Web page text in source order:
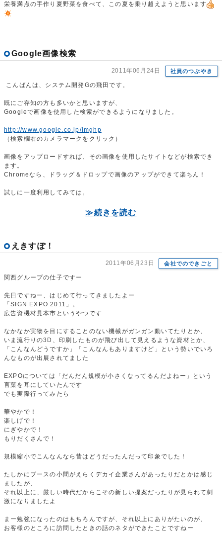
栄養満点の手作り夏野菜を食べて、この夏を乗り越えようと思います
Google画像検索
2011年06月24日 社員のつぶやき
こんばんは、システム開発Gの飛田です。
既にご存知の方も多いかと思いますが、
Googleで画像を使用した検索ができるようになりました。
http://www.google.co.jp/imghp
（検索欄右のカメラマークをクリック）
画像をアップロードすれば、その画像を使用したサイトなどが検索でき
ます。
Chromeなら、ドラッグ＆ドロップで画像のアップができて楽ちん！
試しに一度利用してみては。
≫続きを読む
えきすぽ！
2011年06月23日 会社でのできごと
関西グループの仕子ですー
先日ですねー、はじめて行ってきましたよー
「SIGN EXPO 2011」。
広告資機材見本市というやつです
なかなか実物を目にすることのない機械がガンガン動いてたりとか、
いま流行りの3D、印刷したものが飛び出して見えるような資材とか、
「こんなんどうですか」「こんなんもありますけど」という勢いでいろ
んなものが出展されてました
EXPOについては「だんだん規模が小さくなってるんだよねー」という
言葉を耳にしていたんです
でも実際行ってみたら
華やかで！
楽しげで！
にぎやかで！
もりだくさんで！
規模縮小でこんなんなら昔はどうだったんだって印象でした！
たしかにブースの小間がえらくデカイ企業さんがあったりだとかは感じ
ましたが、
それ以上に、厳しい時代だからこその新しい提案だったりが見られて刺
激になりましたよ
まー勉強になったのはもちろんですが、それ以上にありがたいのが、
お客様のところに訪問したときの話のネタができたことですねー